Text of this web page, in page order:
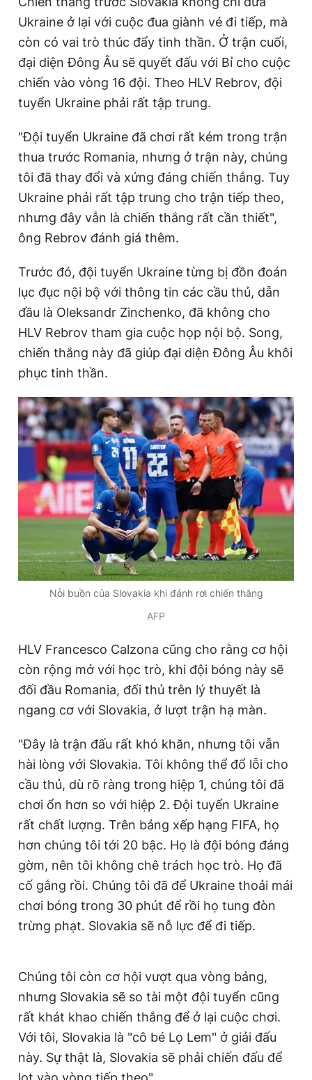
Ukraine ở lại với cuộc đua giành vé đi tiếp, mà
còn có vai trò thúc đẩy tinh thần. Ở trận cuối,
đại diện Đông Âu sẽ quyết đấu với Bỉ cho cuộc
chiến vào vòng 16 đội. Theo HLV Rebrov, đội
tuyển Ukraine phải rất tập trung.
"Đội tuyển Ukraine đã chơi rất kém trong trận
thua trước Romania, nhưng ở trận này, chúng
tôi đã thay đổi và xứng đáng chiến thắng. Tuy
Ukraine phải rất tập trung cho trận tiếp theo,
nhưng đây vẫn là chiến thắng rất cần thiết",
ông Rebrov đánh giá thêm.
Trước đó, đội tuyển Ukraine từng bị đồn đoán
lục đục nội bộ với thông tin các cầu thủ, dẫn
đầu là Oleksandr Zinchenko, đã không cho
HLV Rebrov tham gia cuộc họp nội bộ. Song,
chiến thắng này đã giúp đại diện Đông Âu khôi
phục tinh thần.
Nỗi buồn của Slovakia khi đánh rơi chiến thắng
AFP
HLV Francesco Calzona cũng cho rằng cơ hội
còn rộng mở với học trò, khi đội bóng này sẽ
đối đầu Romania, đối thủ trên lý thuyết là
ngang cơ với Slovakia, ở lượt trận hạ màn.
"Đây là trận đấu rất khó khăn, nhưng tôi vẫn
hài lòng với Slovakia. Tôi không thể đổ lỗi cho
cầu thủ, dù rõ ràng trong hiệp 1, chúng tôi đã
chơi ổn hơn so với hiệp 2. Đội tuyển Ukraine
rất chất lượng. Trên bảng xếp hạng FIFA, họ
hơn chúng tôi tới 20 bậc. Họ là đội bóng đáng
gờm, nên tôi không chê trách học trò. Họ đã
cố gắng rồi. Chúng tôi đã để Ukraine thoải mái
chơi bóng trong 30 phút để rồi họ tung đòn
trừng phạt. Slovakia sẽ nỗ lực để đi tiếp.
Chúng tôi còn cơ hội vượt qua vòng bảng,
nhưng Slovakia sẽ so tài một đội tuyển cũng
rất khát khao chiến thắng để ở lại cuộc chơi.
Với tôi, Slovakia là "cô bé Lọ Lem" ở giải đấu
này. Sự thật là, Slovakia sẽ phải chiến đấu để